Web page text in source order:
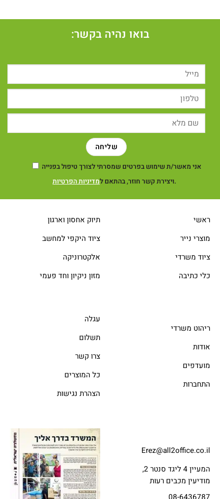
המוצר
בואו נהיה בקשר:
אני מאשר/ת שימוש בפרטים שמסרתי לצורך טיפול בפנייה
ויצירת קשר חוזר, בהתאם למדיניות הפרטיות .
ראשי
מוצרי נייר
ציוד משרדי
כלי כתיבה
תיוק אחסון וארגון
ציוד היקפי למחשב
אלקטרוניקה
מזון ניקיון וחד פעמי
ריהוט משרדי
אודות
מועדפים
התחברות
עגלה
תשלום
צרו קשר
כל המוצרים
הצהרת נגישות
Erez@all2office.co.il
המעיין 4 ליגד סנטר 2,
מודיעין מכבים רעות